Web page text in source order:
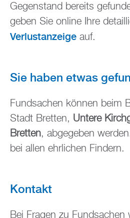
Gegenstand bereits
geben Sie online Ihre
Verlustanzeige auf.
Sie haben etwas
Fundsachen können beim
Stadt Bretten, Untere
Bretten, abgegeben
bei allen ehrlichen Findern.
Kontakt
Bei Fragen zu Fundsachen